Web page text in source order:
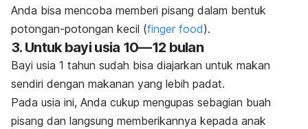
Anda bisa mencoba memberi pisang dalam bentuk
potongan-potongan kecil (finger food).
3. Untuk bayi usia 10—12 bulan
Bayi usia 1 tahun sudah bisa diajarkan untuk makan
sendiri dengan makanan yang lebih padat.
Pada usia ini, Anda cukup mengupas sebagian buah
pisang dan langsung memberikannya kepada anak